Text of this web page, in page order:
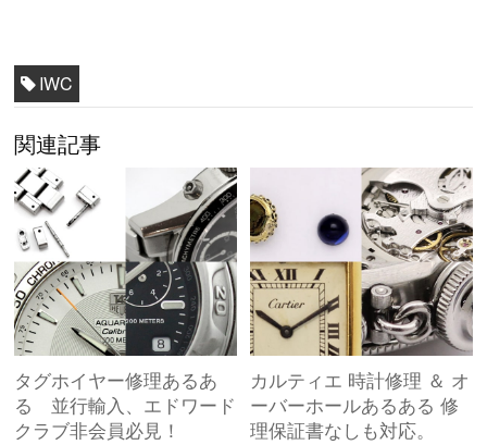
IWC
関連記事
タグホイヤー修理あるあ
る 並行輸入、エドワード
クラブ非会員必見！
カルティエ 時計修理 ＆ オ
ーバーホールあるある 修
理保証書なしも対応。